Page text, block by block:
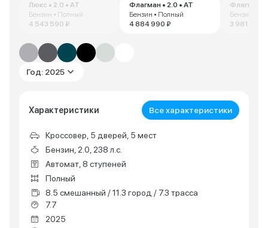
Люкс • 2.0 • AT
Бензин • Полный
4 543 590 ₽
Флагман • 2.0 • AT
Бензин • Полный
4 884 990 ₽
Флагман •
Бензин •
3 981 470
Год: 2025
Характеристики Все характеристики
Кроссовер, 5 дверей, 5 мест
Бензин, 2.0, 238 л.с.
Автомат, 8 ступеней
Полный
8.5 смешанный / 11.3 город / 7.3 трасса
7.7
2025